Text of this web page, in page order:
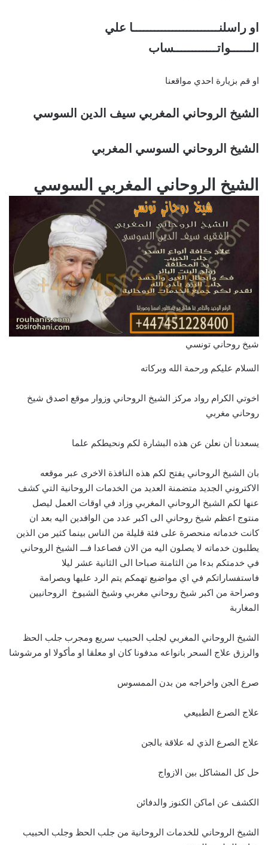
او راسلنــــــــــــــــــــــــا علي
الــــــواتــــــــــــساب
او قم بزيارة احدي مواقعنا
الشيخ الروحاني المغربي سيف الدين السوسي
الشيخ الروحاني السوسي المغربي
الشيخ الروحاني المغربي السوسي
شيخ روحاني تونسي
السلام عليكم ورحمة الله وبركاته
اخوتي الكرام رواد مركز الشيخ الروحاني وزوار موقع اصدق شيخ
روحاني مغربي
يسعدنا أن نعلن عن هذه البشارة لكم ونحيطكم علما
بان الشيخ الروحاني يفتح لكم هذه النافذة الاخرى عبر موقعه
الاكتروني الجديد متضمنة العديد من الخدمات الروحانية التي كشف
عنها لكم الشيخ الروحاني المغربي وزاد في اوقات العمل ليصل
منتوج اعظم شيخ روحاني الى اكبر عدد من الوافدين اليه بعد ان
كانت خدماته منحصرة على فئة قليلة من الناس بينما كثير من الذين
يطلبون خدماته لا يصلون اليه من الان فصاعدا فـــ الشيخ الروحاني
في خدمتكم بدءا من الثامنة صباحا الى الثانية عشر ليلا
فاستفساراتكم في اي مواضيع تهمكم يتم الرد عليها وبصرامة
وصراحة من اكبر شيخ روحاني مغربي وشيخ الشيوخ الروحانيين
المغاربة
الشيخ الروحاني المغربي لجلب الحبيب سريع ومجرب جلب الحظ
والرزق علاج السحر بانواعه مدفونا كان او معلقا او مأكولا او مرشوشا
صرع الجن واخراجه من بدن الممسوس
علاج الصرع الطبيعي
علاج الصرع الذي له علاقة بالجن
حل كل المشاكل بين الازواج
الكشف عن اماكن الكنوز والدفائن
الشيخ الروحاني للخدمات الروحانية من جلب الحظ وجلب الحبيب